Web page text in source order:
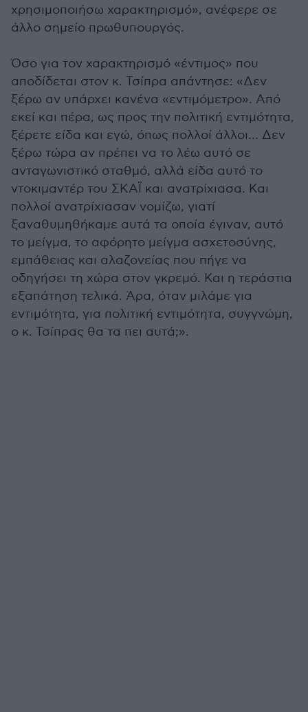
χρησιμοποιήσω χαρακτηρισμό», ανέφερε σε
άλλο σημείο πρωθυπουργός.
Όσο για τον χαρακτηρισμό «έντιμος» που
αποδίδεται στον κ. Τσίπρα απάντησε: «Δεν
ξέρω αν υπάρχει κανένα «εντιμόμετρο». Από
εκεί και πέρα, ως προς την πολιτική εντιμότητα,
ξέρετε είδα και εγώ, όπως πολλοί άλλοι… Δεν
ξέρω τώρα αν πρέπει να το λέω αυτό σε
ανταγωνιστικό σταθμό, αλλά είδα αυτό το
ντοκιμαντέρ του ΣΚΑΪ και ανατρίχιασα. Και
πολλοί ανατρίχιασαν νομίζω, γιατί
ξαναθυμηθήκαμε αυτά τα οποία έγιναν, αυτό
το μείγμα, το αφόρητο μείγμα ασχετοσύνης,
εμπάθειας και αλαζονείας που πήγε να
οδηγήσει τη χώρα στον γκρεμό. Και η τεράστια
εξαπάτηση τελικά. Άρα, όταν μιλάμε για
εντιμότητα, για πολιτική εντιμότητα, συγγνώμη,
ο κ. Τσίπρας θα τα πει αυτά;».